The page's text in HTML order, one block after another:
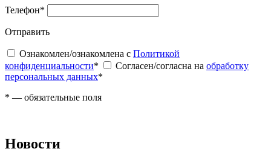
Телефон*
Отправить
Ознакомлен/ознакомлена с Политикой
конфиденциальности* Согласен/согласна на обработку
персональных данных*
* — обязательные поля
Новости